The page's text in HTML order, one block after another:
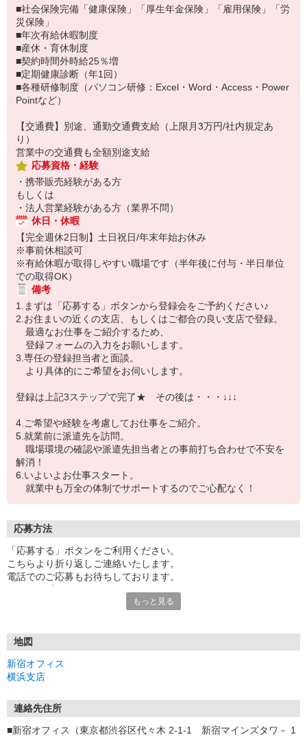
■社会保険完備「健康保険」「厚生年金保険」「雇用保険」「労
災保険」
■年次有給休暇制度
■産休・育休制度
■契約時間外時給25％増
■定期健康診断（年1回）
■各種研修制度（パソコン研修：Excel・Word・Access・Power
Pointなど）
【交通費】別途、通勤交通費支給（上限月3万円/社内規定あ
り）
営業中の交通費も全額別途支給
応募資格・経験
・携帯販売経験がある方
もしくは
・法人営業経験がある方（業界不問）
休日・休暇
【完全週休2日制】土日祝日/年末年始お休み
※事前休相談可
※有給休暇が取得しやすい職場です（半年後に付与・半日単位
での取得OK）
備考
1.まずは「応募する」ボタンから登録会をご予約ください♪
2.お住まいの近くの支店、もしくはご都合の良い支店で登録。
最適なお仕事をご紹介するため、
登録フォームの入力をお願いします。
3.専任の登録担当者と面談。
より具体的にご希望をお伺いします。
登録は上記3ステップで完了★ その後は・・・↓↓↓
4.ご希望や経験を考慮してお仕事をご紹介。
5.就業前に派遣先を訪問。
職場環境の確認や派遣先担当者との事前打ち合わせで不安を
解消！
6.いよいよお仕事スタート。
就業中も万全の体制でサポートするのでご心配なく！
応募方法
「応募する」ボタンをご利用ください。
こちらより折り返しご連絡いたします。
電話でのご応募もお待ちしております。
面接時には履歴書（写真貼付）をお持ちください。
必要に応じて来社登録（新宿・横浜・仙台）も承っております。
店 0120-16-9154
■登録会のお知らせ・・・各登録場所とも月曜〜金曜で随時受付中。
意しております。
また新宿オフィスでは、8:30am〜の登録もございますので、お気
軽にご相談ください！
もっと見る
地図
新宿オフィス
横浜支店
連絡先住所
■新宿オフィス（東京都渋谷区代々木 2-1-1 新宿マインズタワ－ 1